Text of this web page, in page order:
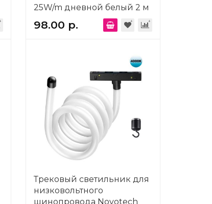
25W/m дневной белый 2 м
98.00 р.
Трековый светильник для
низковольтного
шинопровода Novotech